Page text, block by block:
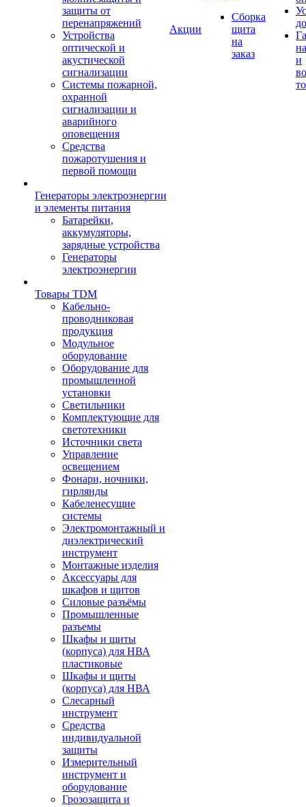
защиты от
перенапряжений
Устройства
оптической и
акустической
сигнализации
Системы пожарной,
охранной
сигнализации и
аварийного
оповещения
Средства
пожаротушения и
первой помощи
Генераторы электроэнергии
и элементы питания
Батарейки,
аккумуляторы,
зарядные устройства
Генераторы
электроэнергии
Товары TDM
Кабельно-
проводниковая
продукция
Модульное
оборудование
Оборудование для
промышленной
установки
Светильники
Комплектующие для
светотехники
Источники света
Управление
освещением
Фонари, ночники,
гирлянды
Кабеленесущие
системы
Электромонтажный и
диэлектрический
инструмент
Монтажные изделия
Аксессуары для
шкафов и щитов
Силовые разъёмы
Промышленные
разъемы
Шкафы и щиты
(корпуса) для НВА
пластиковые
Шкафы и щиты
(корпуса) для НВА
Слесарный
инструмент
Средства
индивидуальной
защиты
Измерительный
инструмент и
оборудование
Грозозащита и
Акции
Сборка
щита
на
заказ
и